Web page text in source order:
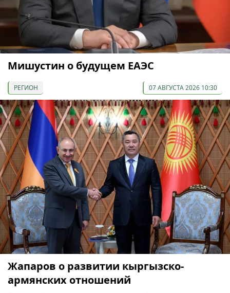
Мишустин о будущем ЕАЭС
РЕГИОН 07 АВГУСТА 2026 10:30
Жапаров о развитии кыргызско-
армянских отношений